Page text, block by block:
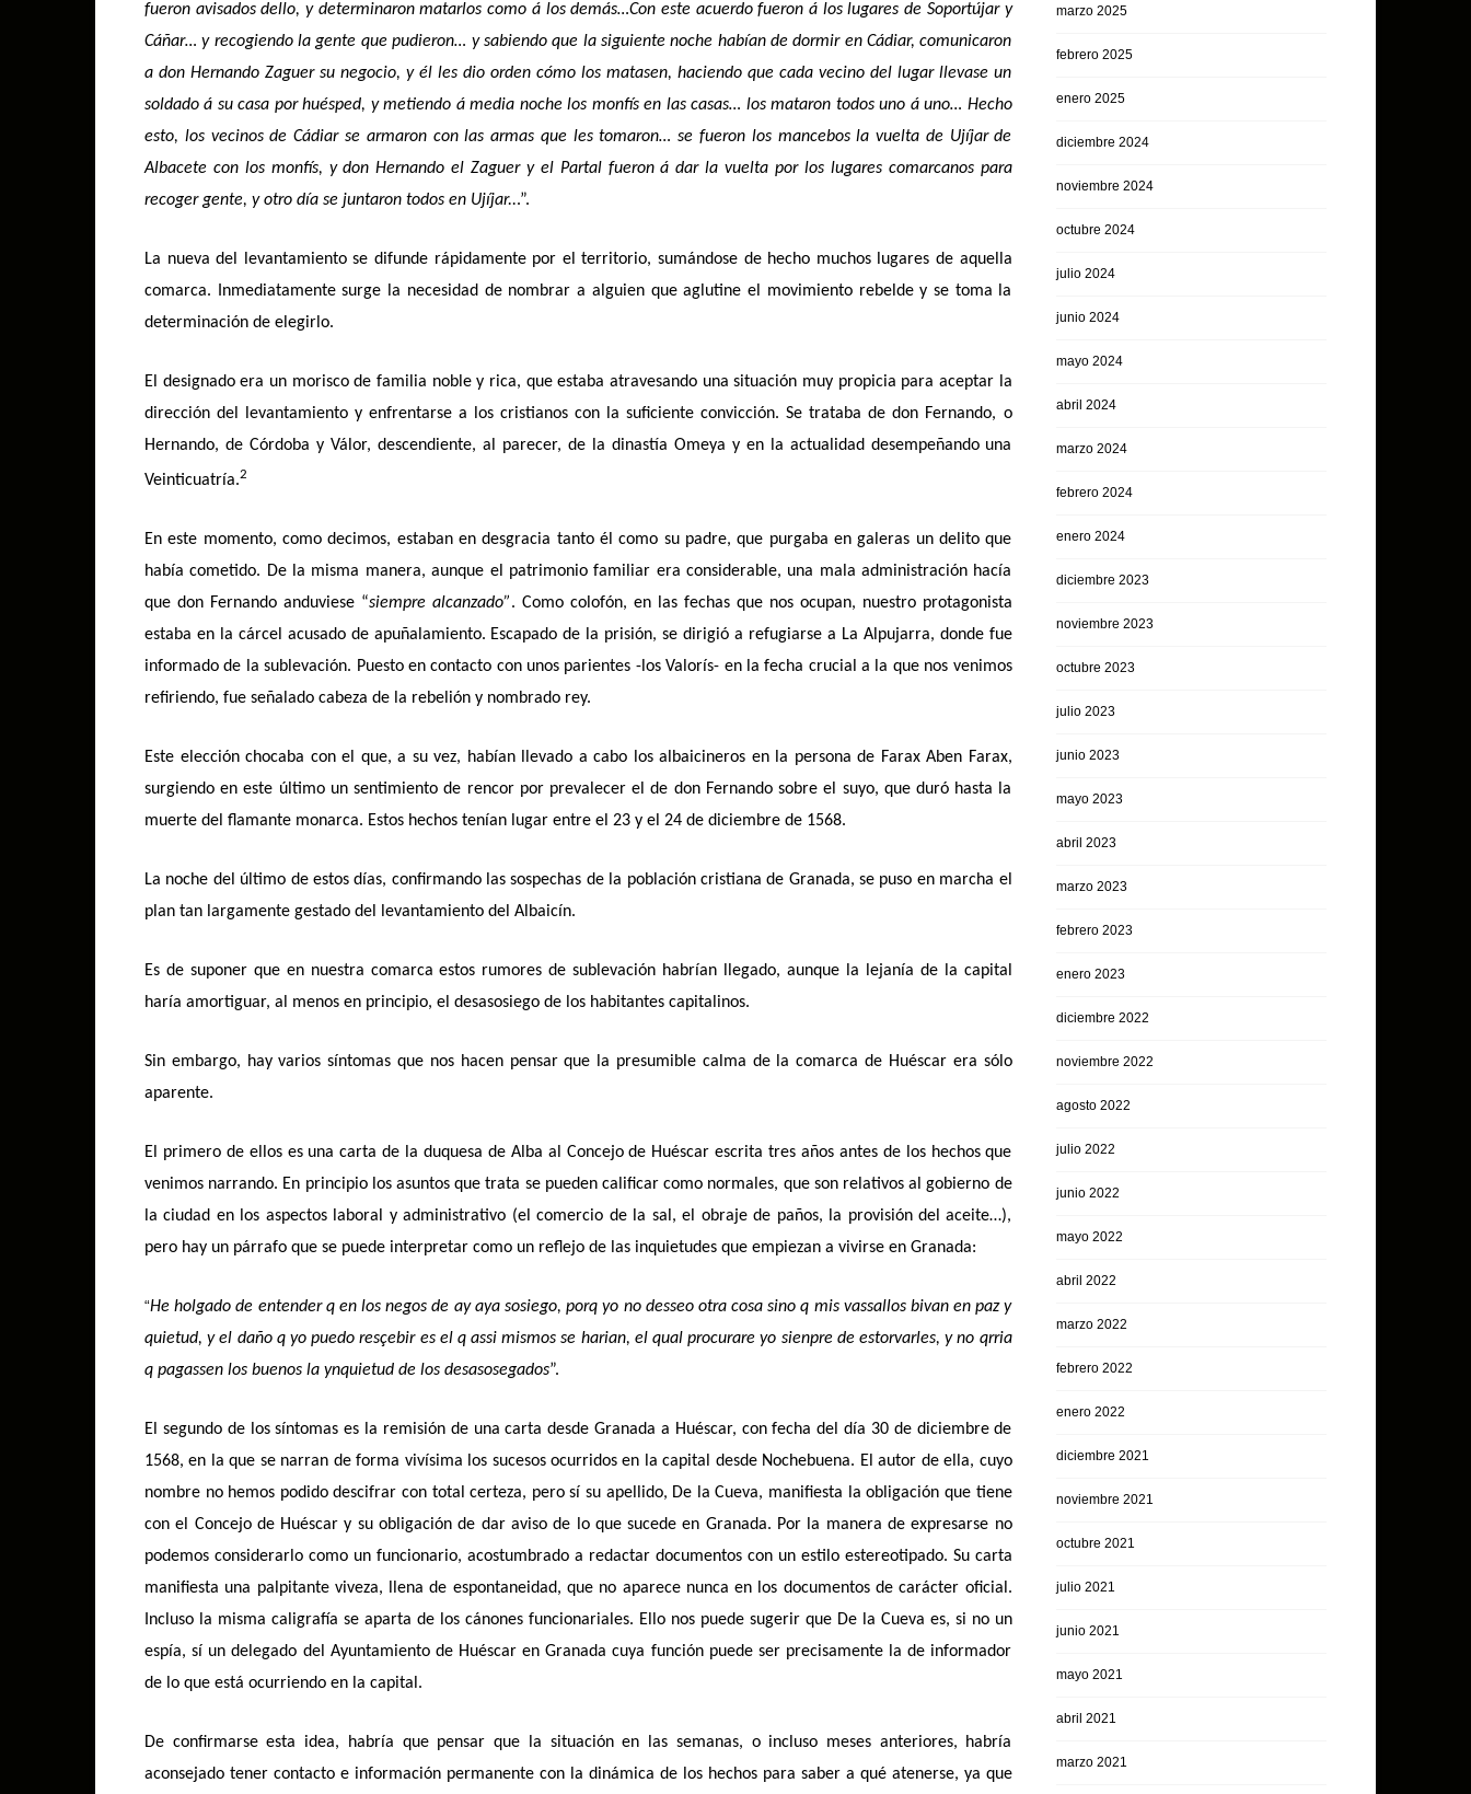
fueron avisados dello, y determinaron matarlos como á los demás…Con este acuerdo fueron á los lugares de Soportújar y
Cáñar… y recogiendo la gente que pudieron… y sabiendo que la siguiente noche habían de dormir en Cádiar, comunicaron
a don Hernando Zaguer su negocio, y él les dio orden cómo los matasen, haciendo que cada vecino del lugar llevase un
soldado á su casa por huésped, y metiendo á media noche los monfís en las casas… los mataron todos uno á uno… Hecho
esto, los vecinos de Cádiar se armaron con las armas que les tomaron… se fueron los mancebos la vuelta de Ujíjar de
Albacete con los monfís, y don Hernando el Zaguer y el Partal fueron á dar la vuelta por los lugares comarcanos para
recoger gente, y otro día se juntaron todos en Ujíjar...”.
La nueva del levantamiento se difunde rápidamente por el territorio, sumándose de hecho muchos lugares de aquella
comarca. Inmediatamente surge la necesidad de nombrar a alguien que aglutine el movimiento rebelde y se toma la
determinación de elegirlo.
El designado era un morisco de familia noble y rica, que estaba atravesando una situación muy propicia para aceptar la
dirección del levantamiento y enfrentarse a los cristianos con la suficiente convicción. Se trataba de don Fernando, o
Hernando, de Córdoba y Válor, descendiente, al parecer, de la dinastía Omeya y en la actualidad desempeñando una
Veinticuatría.2
En este momento, como decimos, estaban en desgracia tanto él como su padre, que purgaba en galeras un delito que
había cometido. De la misma manera, aunque el patrimonio familiar era considerable, una mala administración hacía
que don Fernando anduviese “siempre alcanzado”. Como colofón, en las fechas que nos ocupan, nuestro protagonista
estaba en la cárcel acusado de apuñalamiento. Escapado de la prisión, se dirigió a refugiarse a La Alpujarra, donde fue
informado de la sublevación. Puesto en contacto con unos parientes -los Valorís- en la fecha crucial a la que nos venimos
refiriendo, fue señalado cabeza de la rebelión y nombrado rey.
Este elección chocaba con el que, a su vez, habían llevado a cabo los albaicineros en la persona de Farax Aben Farax,
surgiendo en este último un sentimiento de rencor por prevalecer el de don Fernando sobre el suyo, que duró hasta la
muerte del flamante monarca. Estos hechos tenían lugar entre el 23 y el 24 de diciembre de 1568.
La noche del último de estos días, confirmando las sospechas de la población cristiana de Granada, se puso en marcha el
plan tan largamente gestado del levantamiento del Albaicín.
Es de suponer que en nuestra comarca estos rumores de sublevación habrían llegado, aunque la lejanía de la capital
haría amortiguar, al menos en principio, el desasosiego de los habitantes capitalinos.
Sin embargo, hay varios síntomas que nos hacen pensar que la presumible calma de la comarca de Huéscar era sólo
aparente.
El primero de ellos es una carta de la duquesa de Alba al Concejo de Huéscar escrita tres años antes de los hechos que
venimos narrando. En principio los asuntos que trata se pueden calificar como normales, que son relativos al gobierno de
la ciudad en los aspectos laboral y administrativo (el comercio de la sal, el obraje de paños, la provisión del aceite…),
pero hay un párrafo que se puede interpretar como un reflejo de las inquietudes que empiezan a vivirse en Granada:
“He holgado de entender q en los negos de ay aya sosiego, porq yo no desseo otra cosa sino q mis vassallos bivan en paz y
quietud, y el daño q yo puedo resçebir es el q assi mismos se harian, el qual procurare yo sienpre de estorvarles, y no qrria
q pagassen los buenos la ynquietud de los desasosegados”.
El segundo de los síntomas es la remisión de una carta desde Granada a Huéscar, con fecha del día 30 de diciembre de
1568, en la que se narran de forma vivísima los sucesos ocurridos en la capital desde Nochebuena. El autor de ella, cuyo
nombre no hemos podido descifrar con total certeza, pero sí su apellido, De la Cueva, manifiesta la obligación que tiene
con el Concejo de Huéscar y su obligación de dar aviso de lo que sucede en Granada. Por la manera de expresarse no
podemos considerarlo como un funcionario, acostumbrado a redactar documentos con un estilo estereotipado. Su carta
manifiesta una palpitante viveza, llena de espontaneidad, que no aparece nunca en los documentos de carácter oficial.
Incluso la misma caligrafía se aparta de los cánones funcionariales. Ello nos puede sugerir que De la Cueva es, si no un
espía, sí un delegado del Ayuntamiento de Huéscar en Granada cuya función puede ser precisamente la de informador
de lo que está ocurriendo en la capital.
De confirmarse esta idea, habría que pensar que la situación en las semanas, o incluso meses anteriores, habría
aconsejado tener contacto e información permanente con la dinámica de los hechos para saber a qué atenerse, ya que
marzo 2025
febrero 2025
enero 2025
diciembre 2024
noviembre 2024
octubre 2024
julio 2024
junio 2024
mayo 2024
abril 2024
marzo 2024
febrero 2024
enero 2024
diciembre 2023
noviembre 2023
octubre 2023
julio 2023
junio 2023
mayo 2023
abril 2023
marzo 2023
febrero 2023
enero 2023
diciembre 2022
noviembre 2022
agosto 2022
julio 2022
junio 2022
mayo 2022
abril 2022
marzo 2022
febrero 2022
enero 2022
diciembre 2021
noviembre 2021
octubre 2021
julio 2021
junio 2021
mayo 2021
abril 2021
marzo 2021